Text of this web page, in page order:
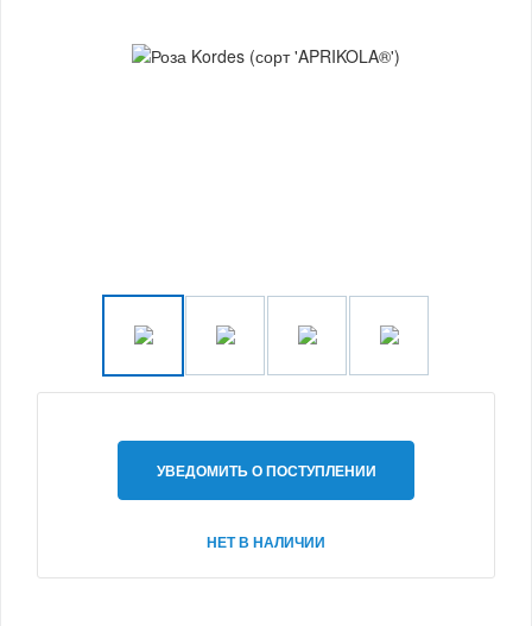
УВЕДОМИТЬ О ПОСТУПЛЕНИИ
НЕТ В НАЛИЧИИ